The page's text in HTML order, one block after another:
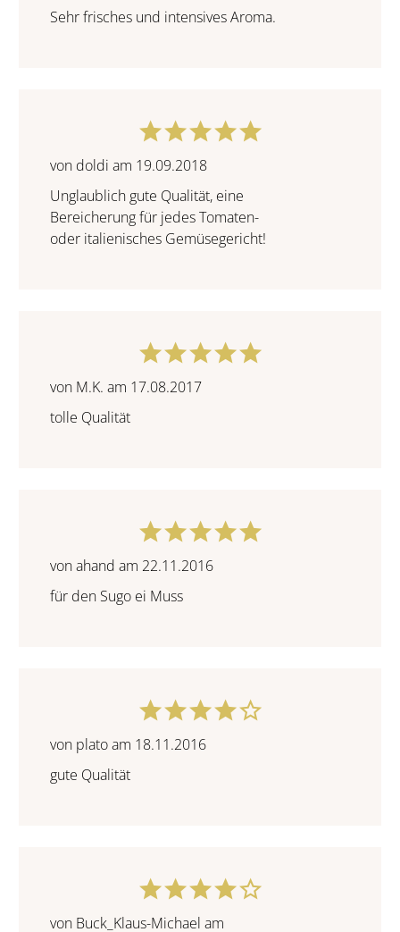
Sehr frisches und intensives Aroma.
von doldi am 19.09.2018
Unglaublich gute Qualität, eine
Bereicherung für jedes Tomaten-
oder italienisches Gemüsegericht!
von M.K. am 17.08.2017
tolle Qualität
von ahand am 22.11.2016
für den Sugo ei Muss
von plato am 18.11.2016
gute Qualität
von Buck_Klaus-Michael am